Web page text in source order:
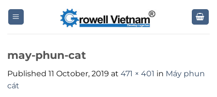
may-phun-cat
Published 11 October, 2019 at 471 × 401 in Máy phun
cát